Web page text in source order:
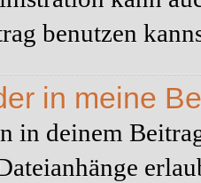
benutzen
in meine
in deinem